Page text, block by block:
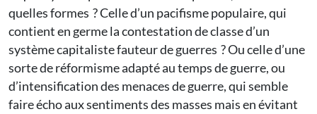
quelles formes ? Celle d’un pacifisme populaire, qui
contient en germe la contestation de classe d’un
système capitaliste fauteur de guerres ? Ou celle d’une
sorte de réformisme adapté au temps de guerre, ou
d’intensification des menaces de guerre, qui semble
faire écho aux sentiments des masses mais en évitant